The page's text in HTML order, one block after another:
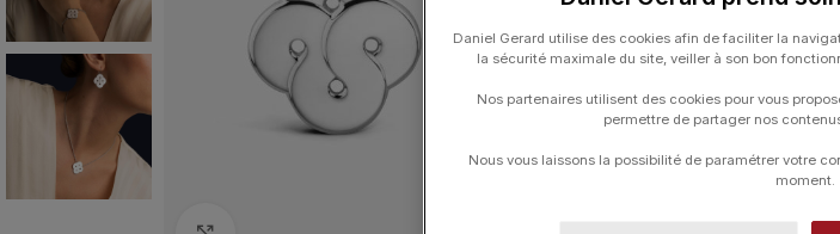
UGS :
Typologies
Daniel Gerard utilise des cookies afin de faciliter la
la sécurité maximale du site, veiller à son bon
Nos partenaires utilisent des cookies pour vous
permettre de partager nos
Nous vous laissons la possibilité de paramétrer votre
moment.